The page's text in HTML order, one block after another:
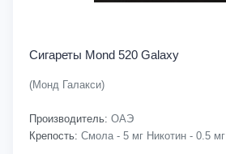
Сигареты Mond 520 Galaxy
(Монд Галакси)
Производитель: ОАЭ
Крепость: Смола - 5 мг Никотин - 0.5 мг